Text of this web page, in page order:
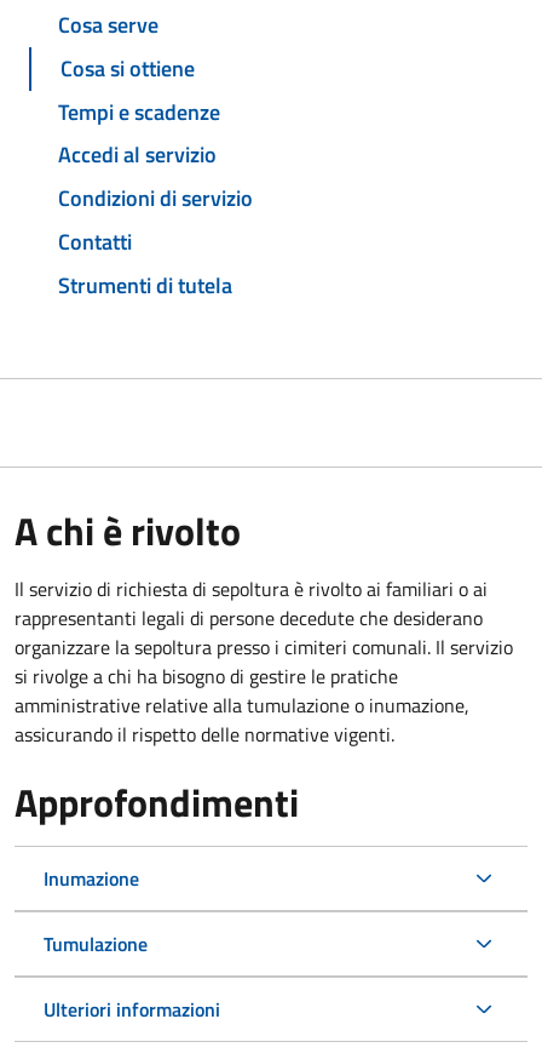
Cosa serve
Cosa si ottiene
Tempi e scadenze
Accedi al servizio
Condizioni di servizio
Contatti
Strumenti di tutela
A chi è rivolto
Il servizio di richiesta di sepoltura è rivolto ai familiari o ai
rappresentanti legali di persone decedute che desiderano
organizzare la sepoltura presso i cimiteri comunali. Il servizio
si rivolge a chi ha bisogno di gestire le pratiche
amministrative relative alla tumulazione o inumazione,
assicurando il rispetto delle normative vigenti.
Approfondimenti
Inumazione
Tumulazione
Ulteriori informazioni